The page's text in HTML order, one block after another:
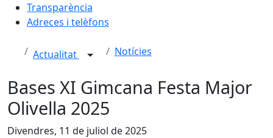
Transparència
Adreces i telèfons
Actualitat Notícies
Bases XI Gimcana Festa Major
Olivella 2025
Divendres, 11 de juliol de 2025